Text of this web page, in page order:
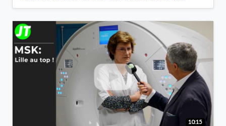
10:15